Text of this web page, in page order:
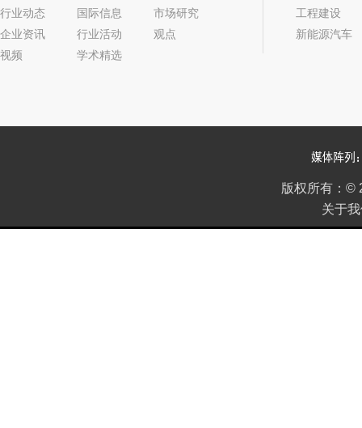
行业动态
国际信息
市场研究
企业资讯
行业活动
观点
视频
学术精选
工程建设
新能源汽车
版权所有： ©
关于